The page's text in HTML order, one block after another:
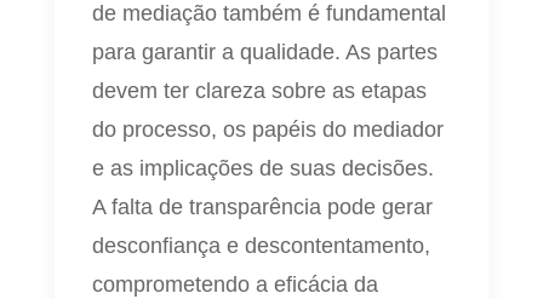
de mediação também é fundamental
para garantir a qualidade. As partes
devem ter clareza sobre as etapas
do processo, os papéis do mediador
e as implicações de suas decisões.
A falta de transparência pode gerar
desconfiança e descontentamento,
comprometendo a eficácia da